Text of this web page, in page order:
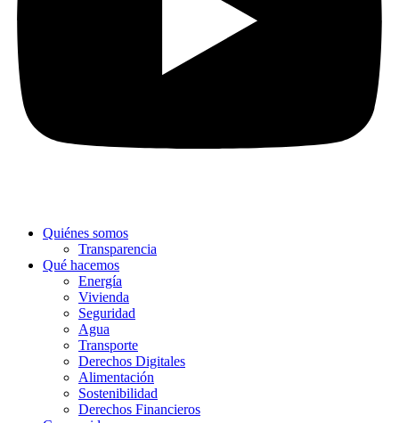
Quiénes somos
Transparencia
Qué hacemos
Energía
Vivienda
Seguridad
Agua
Transporte
Derechos Digitales
Alimentación
Sostenibilidad
Derechos Financieros